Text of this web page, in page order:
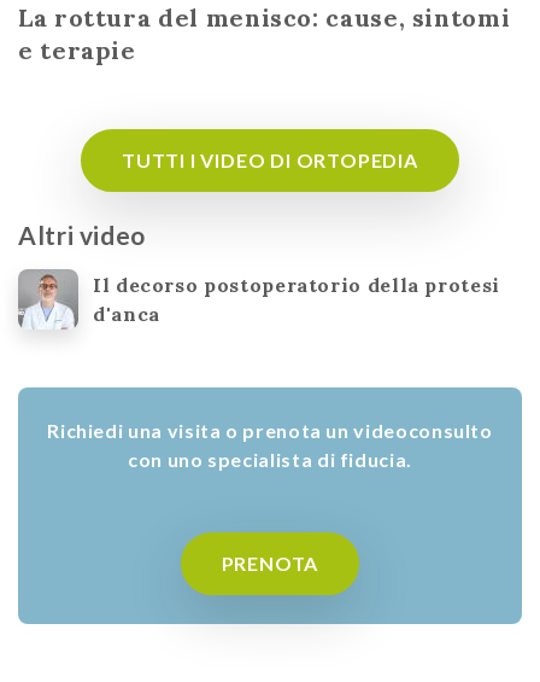
La rottura del menisco: cause, sintomi
e terapie
TUTTI I VIDEO DI ORTOPEDIA
Altri video
Il decorso postoperatorio della protesi
d'anca
Richiedi una visita o prenota un videoconsulto
con uno specialista di fiducia.
PRENOTA